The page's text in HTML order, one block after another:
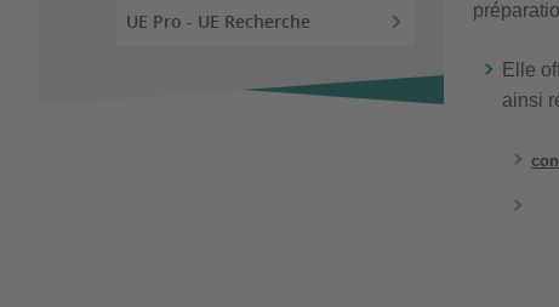
UE Pro - UE Recherche
Elle
ainsi